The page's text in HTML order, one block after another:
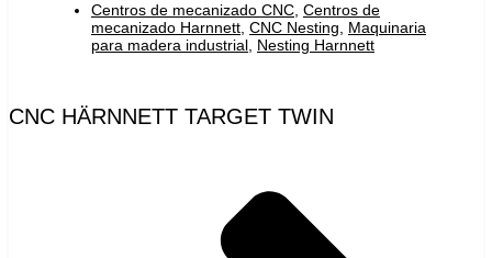
Centros de mecanizado CNC Centros de
mecanizado Harnnett CNC Nesting
Maquinaria
para madera industrial Nesting Harnnett
CNC HÄRNNETT TARGET TWIN